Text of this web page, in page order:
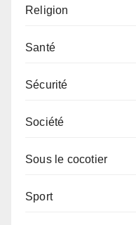
Religion
Santé
Sécurité
Société
Sous le cocotier
Sport